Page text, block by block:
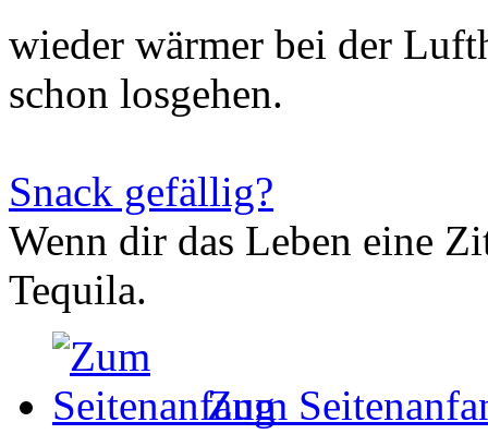
wieder wärmer bei der
schon losgehen.
Snack gefällig?
Wenn dir das Leben eine
Tequila.
Zum